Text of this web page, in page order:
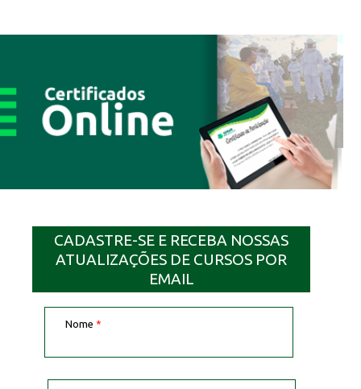
CADASTRE-SE E RECEBA NOSSAS
ATUALIZAÇÕES DE CURSOS POR
EMAIL
Nome *